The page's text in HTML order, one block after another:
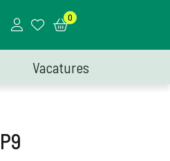
0
Vacatures